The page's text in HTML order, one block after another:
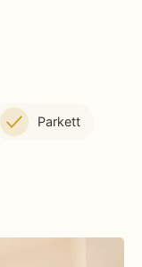
Parkett